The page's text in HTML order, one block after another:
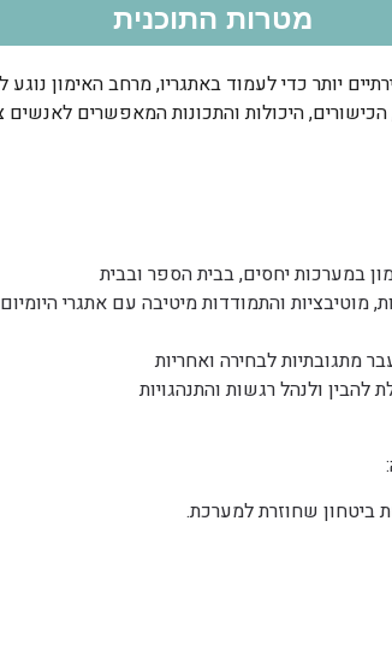
מטרות התוכנית
יותר כדי לעמוד באתגריו, מרחב האימון
היכולות והתכונות המאפשרים
במערכות יחסים, בבית הספר ובבית
והתמודדות מיטיבה עם אתגרי היומיום
מתגובתיות לבחירה ואחריות
ביטחון שחוזרת למערכת.